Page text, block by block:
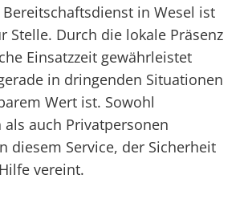
in Wesel ist
Stelle. Durch die lokale Präsenz
Einsatzzeit gewährleistet
in dringenden Situationen
Wert ist. Sowohl
auch Privatpersonen
diesem Service, der Sicherheit
vereint.